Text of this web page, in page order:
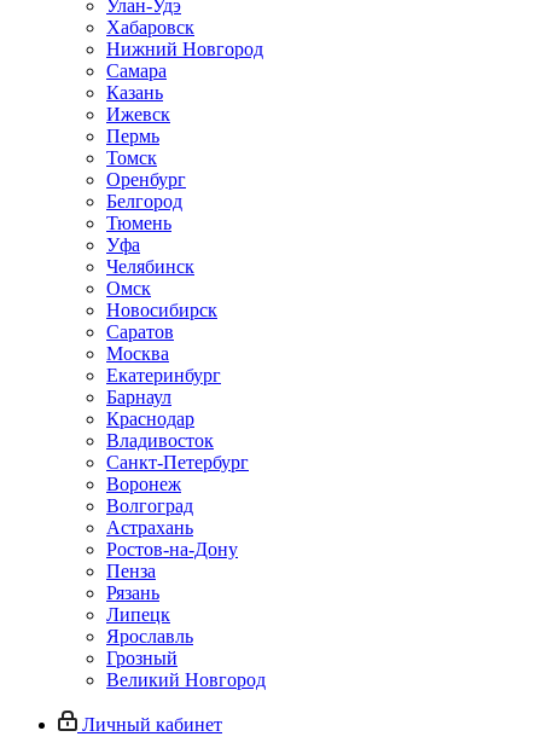
Улан-Удэ
Хабаровск
Нижний Новгород
Самара
Казань
Ижевск
Пермь
Томск
Оренбург
Белгород
Тюмень
Уфа
Челябинск
Омск
Новосибирск
Саратов
Москва
Екатеринбург
Барнаул
Краснодар
Владивосток
Санкт-Петербург
Воронеж
Волгоград
Астрахань
Ростов-на-Дону
Пенза
Рязань
Липецк
Ярославль
Грозный
Великий Новгород
Личный кабинет